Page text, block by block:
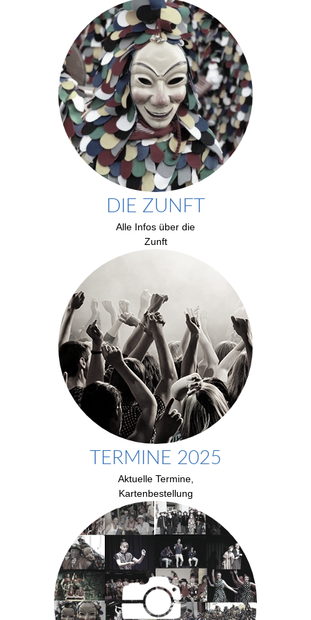
DIE ZUNFT
Alle Infos über die
Zunft
TERMINE 2025
Aktuelle Termine,
Kartenbestellung